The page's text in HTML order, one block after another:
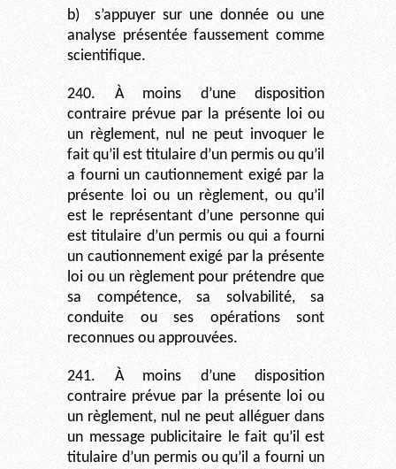
b)
s’appuyer sur une donnée ou une
analyse présentée faussement comme
scientifique.
240. À moins d’une disposition
contraire prévue par la présente loi ou
un règlement, nul ne peut invoquer le
fait qu’il est titulaire d’un permis ou qu’il
a fourni un cautionnement exigé par la
présente loi ou un règlement, ou qu’il
est le représentant d’une personne qui
est titulaire d’un permis ou qui a fourni
un cautionnement exigé par la présente
loi ou un règlement pour prétendre que
sa compétence, sa solvabilité, sa
conduite ou ses opérations sont
reconnues ou approuvées.
241. À moins d’une disposition
contraire prévue par la présente loi ou
un règlement, nul ne peut alléguer dans
un message publicitaire le fait qu’il est
titulaire d’un permis ou qu’il a fourni un